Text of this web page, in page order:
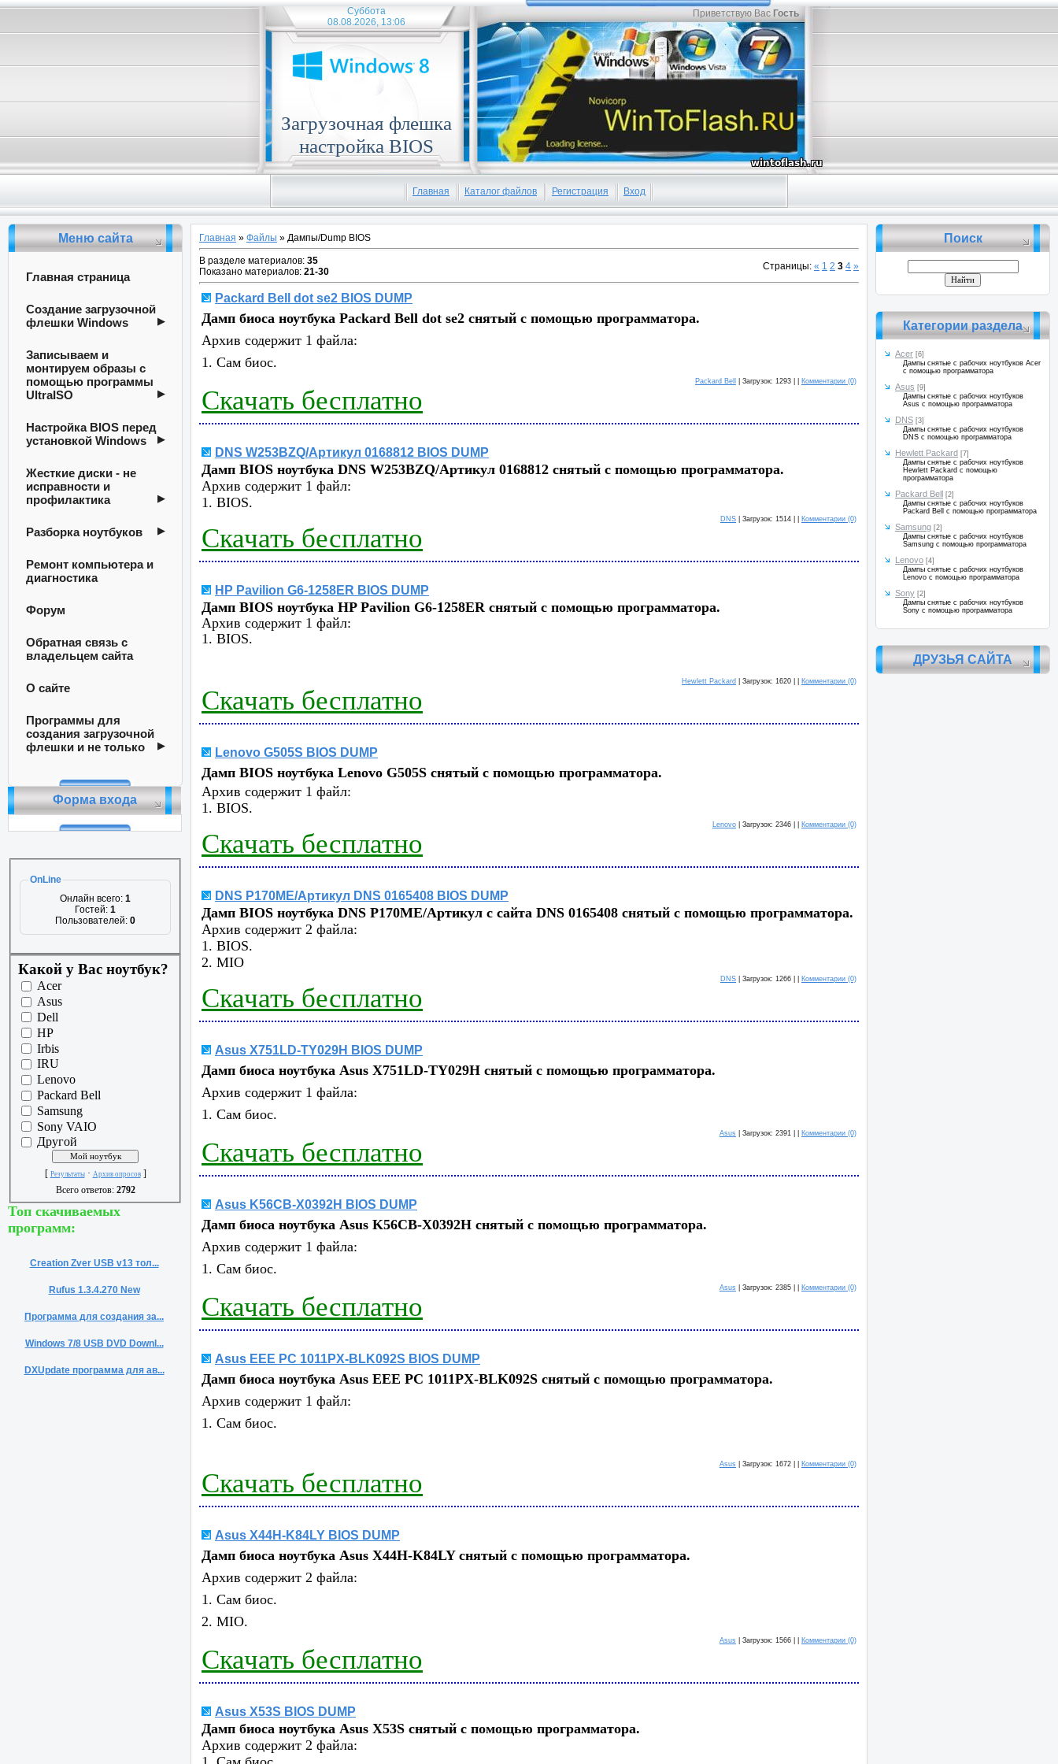
Суббота
08.08.2026, 13:06
Загрузочная флешка
настройка BIOS
Приветствую Вас Гость
Главная Каталог файлов Регистрация Вход
Меню сайта
Главная страница
Создание загрузочной
флешки Windows
Записываем и
монтируем образы с
помощью программы
UltraISO
Настройка BIOS перед
установкой Windows
Жесткие диски - не
исправности и
профилактика
Разборка ноутбуков
Ремонт компьютера и
диагностика
Форум
Обратная связь с
владельцем сайта
О сайте
Программы для
создания загрузочной
флешки и не только
Форма входа
OnLine
Онлайн всего: 1
Гостей: 1
Пользователей: 0
Какой у Вас ноутбук?
Acer
Asus
Dell
HP
Irbis
IRU
Lenovo
Packard Bell
Samsung
Sony VAIO
Другой
[ Результаты· Архив опросов]
Всего ответов: 2792
Топ скачиваемых
программ:
Creation Zver USB v13 тол...
Rufus 1.3.4.270 New
Программа для создания за...
Windows 7/8 USB DVD Downl...
DXUpdate программа для ав...
Главная » Файлы » Дампы/Dump BIOS
В разделе материалов: 35
Показано материалов: 21-30 Страницы: « 1 2 3 4 »
Packard Bell dot se2 BIOS DUMP
Дамп биоса ноутбука Packard Bell dot se2 снятый с помощью программатора.
Архив содержит 1 файла:
1. Сам биос.
Packard Bell | Загрузок: 1293 | | Комментарии (0)
Скачать бесплатно
DNS W253BZQ/Артикул 0168812 BIOS DUMP
Дамп BIOS ноутбука DNS W253BZQ/Артикул 0168812 снятый с помощью программатора.
Архив содержит 1 файл:
1. BIOS.
DNS | Загрузок: 1514 | | Комментарии (0)
Скачать бесплатно
HP Pavilion G6-1258ER BIOS DUMP
Дамп BIOS ноутбука HP Pavilion G6-1258ERснятый с помощью программатора.
Архив содержит 1 файл:
1. BIOS.
Hewlett Packard | Загрузок: 1620 | | Комментарии (0)
Скачать бесплатно
Lenovo G505S BIOS DUMP
Дамп BIOS ноутбука Lenovo G505S снятый с помощью программатора.
Архив содержит 1 файл:
1. BIOS.
Lenovo | Загрузок: 2346 | | Комментарии (0)
Скачать бесплатно
DNS P170ME/Артикул DNS 0165408 BIOS DUMP
Дамп BIOS ноутбука DNS P170ME/Артикул с сайта DNS 0165408 снятый с помощью программатора.
Архив содержит 2 файла:
1. BIOS.
2. MIO
DNS | Загрузок: 1266 | | Комментарии (0)
Скачать бесплатно
Asus X751LD-TY029H BIOS DUMP
Дамп биоса ноутбука Asus X751LD-TY029H снятый с помощью программатора.
Архив содержит 1 файла:
1. Сам биос.
Asus | Загрузок: 2391 | | Комментарии (0)
Скачать бесплатно
Asus K56CB-X0392H BIOS DUMP
Дамп биоса ноутбука Asus K56CB-X0392H снятый с помощью программатора.
Архив содержит 1 файла:
1. Сам биос.
Asus | Загрузок: 2385 | | Комментарии (0)
Скачать бесплатно
Asus EEE PC 1011PX-BLK092S BIOS DUMP
Дамп биоса ноутбука Asus EEE PC 1011PX-BLK092S снятый с помощью программатора.
Архив содержит 1 файл:
1. Сам биос.
Asus | Загрузок: 1672 | | Комментарии (0)
Скачать бесплатно
Asus X44H-K84LY BIOS DUMP
Дамп биоса ноутбука Asus X44H-K84LYснятый с помощью программатора.
Архив содержит 2 файла:
1. Сам биос.
2. MIO.
Asus | Загрузок: 1566 | | Комментарии (0)
Скачать бесплатно
Asus X53S BIOS DUMP
Дамп биоса ноутбука Asus X53S снятый с помощью программатора.
Архив содержит 2 файла:
Поиск
Категории раздела
Acer [6]
Дампы снятые с рабочих ноутбуков Acer
с помощью программатора
Asus [9]
Дампы снятые с рабочих ноутбуков
Asus с помощью программатора
DNS [3]
Дампы снятые с рабочих ноутбуков
DNS с помощью программатора
Hewlett Packard [7]
Дампы снятые с рабочих ноутбуков
Hewlett Packard с помощью
программатора
Packard Bell [2]
Дампы снятые с рабочих ноутбуков
Packard Bell с помощью программатора
Samsung [2]
Дампы снятые с рабочих ноутбуков
Samsung с помощью программатора
Lenovo [4]
Дампы снятые с рабочих ноутбуков
Lenovo с помощью программатора
Sony [2]
Дампы снятые с рабочих ноутбуков
Sony с помощью программатора
ДРУЗЬЯ САЙТА